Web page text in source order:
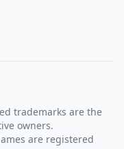
trademarks are the
owners.
are registered